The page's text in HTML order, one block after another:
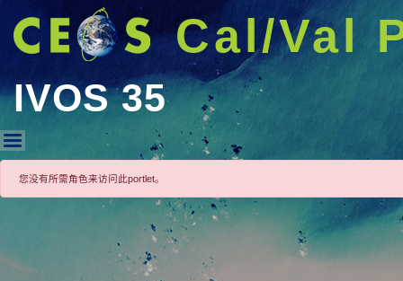
Cal/Val
IVOS 35
IVOS 35
您没有所需角色来访问此portlet。